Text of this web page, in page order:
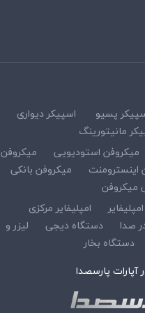
پسیو
اسپیکر دیواری
مانیتورینگ
میکروفن استودیویی
میکروفن
اینسترومنت
میکروفن بانکی
میکروفن
امپلیفایر مرکزی
صدا دستگاه دیجی
لیزر و
دستگاه بخار
پارسصدا